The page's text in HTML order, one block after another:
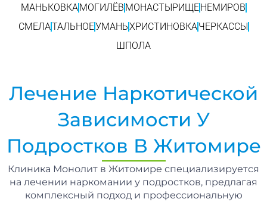
МАНЬКОВКАМОГИЛЁВ МОНАСТЫРИЩЕНЕМИРОВ
СМЕЛАТАЛЬНОЕУМАНЬХРИСТИНОВКАЧЕРКАССЫ
ШПОЛА
Лечение Наркотической
Зависимости У
Подростков В Житомире
Клиника Монолит в Житомире специализируется
на лечении наркомании у подростков, предлагая
комплексный подход и профессиональную